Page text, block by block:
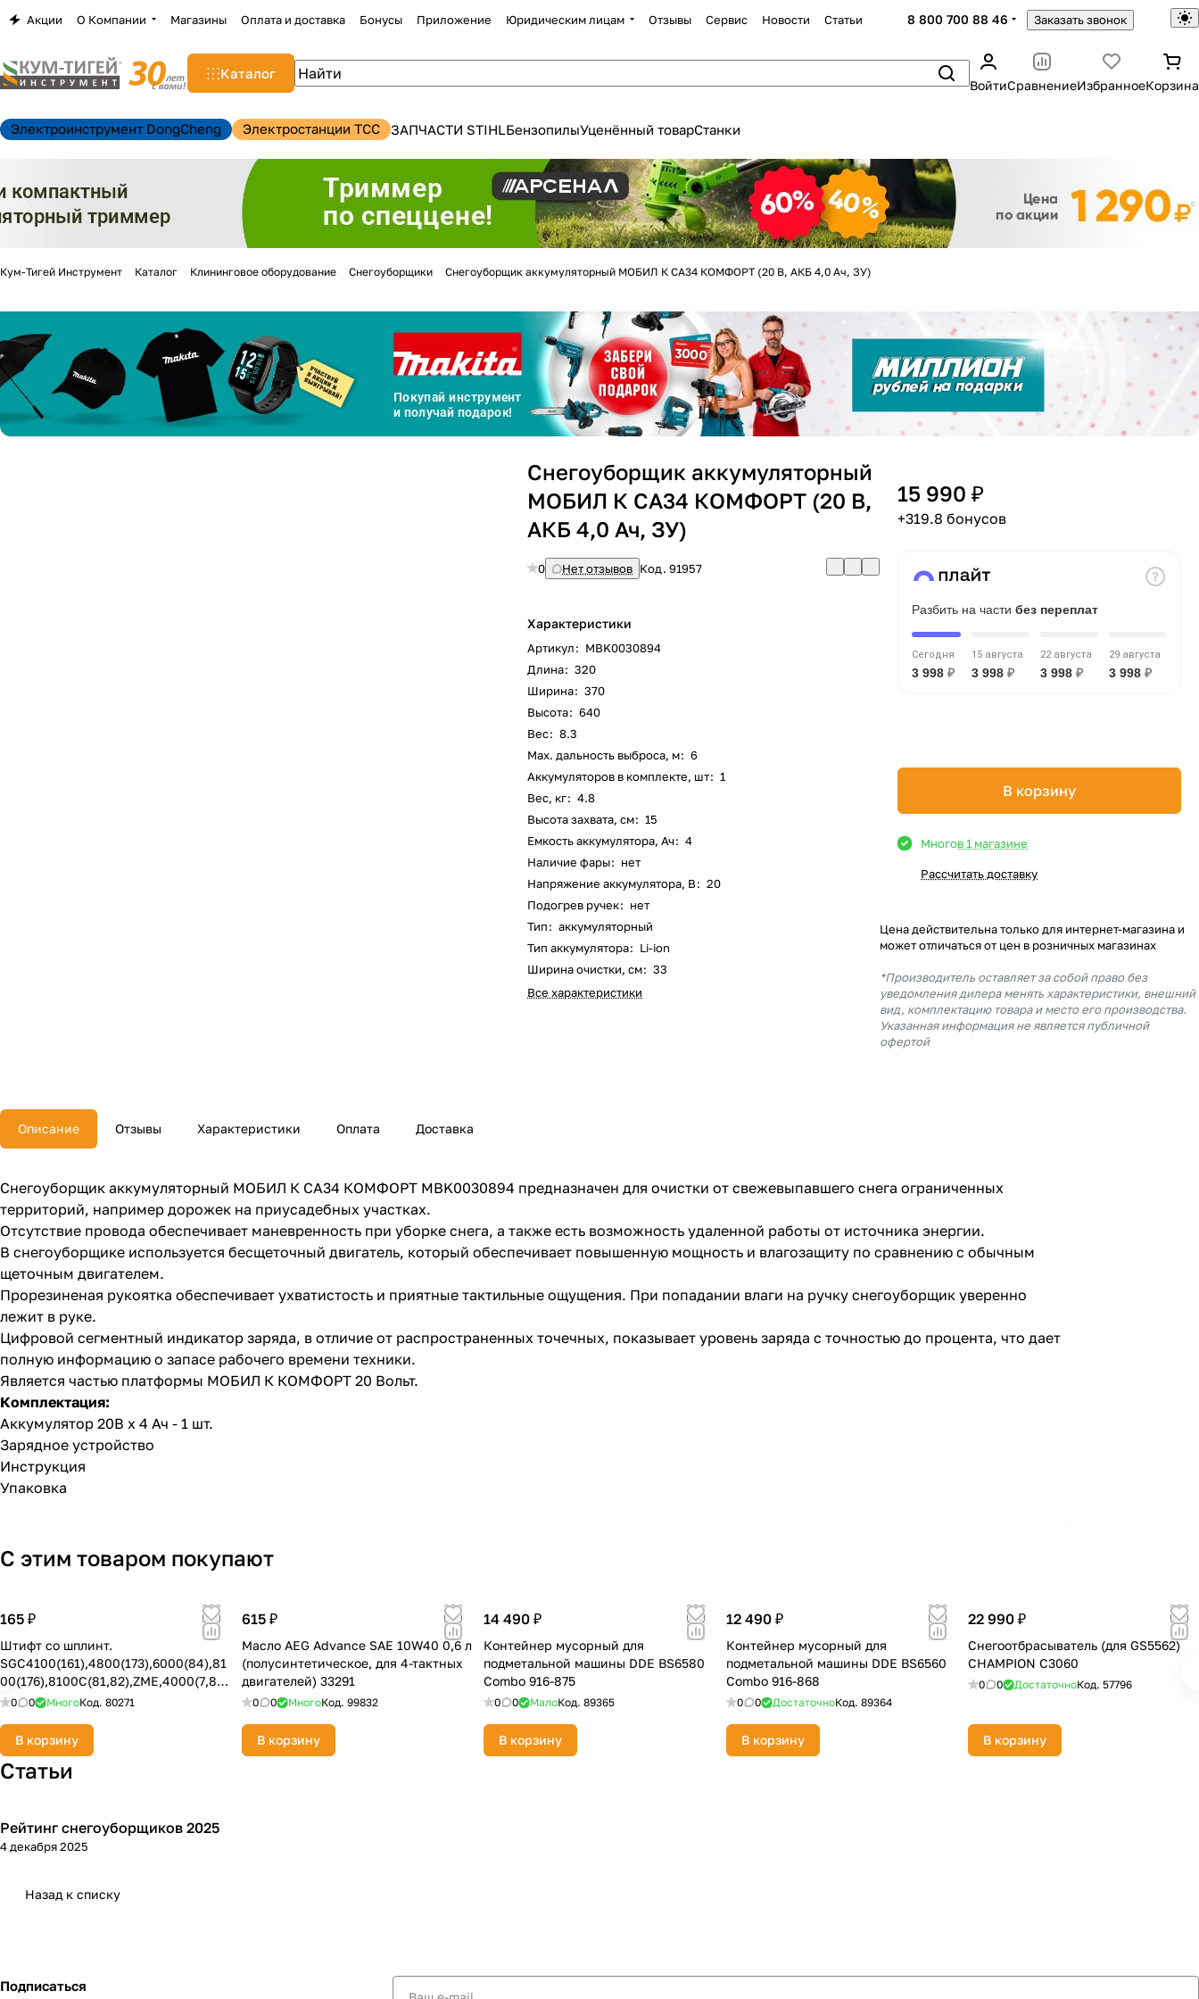
Акции О Компании Магазины Оплата и доставка Бонусы Приложение Юридическим лицам Отзывы Сервис Новости Статьи 8 800 700 88 46 Заказать звонок
Каталог
ВойтиСравнениеИзбранноеКорзина
Электроинструмент DongCheng Электростанции TCC ЗАПЧАСТИ STIHLБензопилыУценённый товарСтанки
Кум-Тигей Инструмент Каталог Клининговое оборудование Снегоуборщики Снегоуборщик аккумуляторный МОБИЛ К CA34 КОМФОРТ (20 В, АКБ 4,0 Ач, ЗУ)
Снегоуборщик аккумуляторный
МОБИЛ К CA34 КОМФОРТ (20 В,
АКБ 4,0 Ач, ЗУ)
0 Нет отзывов Код.91957
Характеристики
Артикул: MBK0030894
Длина: 320
Ширина: 370
Высота: 640
Вес: 8.3
Max. дальность выброса, м: 6
Аккумуляторов в комплекте, шт: 1
Вес, кг: 4.8
Высота захвата, см: 15
Емкость аккумулятора, Ач: 4
Наличие фары: нет
Напряжение аккумулятора, В: 20
Подогрев ручек: нет
Тип: аккумуляторный
Тип аккумулятора: Li-ion
Ширина очистки, см: 33
Все характеристики
15 990 ₽
+319.8 бонусов
Разбить на части без переплат
Сегодня
3 998 ₽
15 августа
3 998 ₽
22 августа
3 998 ₽
29 августа
3 998 ₽
В корзину
Многов 1 магазине
Рассчитать доставку
Цена действительна только для интернет-магазина и
может отличаться от цен в розничных магазинах
*Производитель оставляет за собой право без
уведомления дилера менять характеристики, внешний
вид, комплектацию товара и место его производства.
Указанная информация не является публичной
офертой
Описание Отзывы Характеристики Оплата Доставка
Снегоуборщик аккумуляторный МОБИЛ К CA34 КОМФОРТ MBK0030894 предназначен для очистки от свежевыпавшего снега ограниченных
территорий, например дорожек на приусадебных участках.
Отсутствие провода обеспечивает маневренность при уборке снега, а также есть возможность удаленной работы от источника энергии.
В снегоуборщике используется бесщеточный двигатель, который обеспечивает повышенную мощность и влагозащиту по сравнению с обычным
щеточным двигателем.
Прорезиненая рукоятка обеспечивает ухватистость и приятные тактильные ощущения. При попадании влаги на ручку снегоуборщик уверенно
лежит в руке.
Цифровой сегментный индикатор заряда, в отличие от распространенных точечных, показывает уровень заряда с точностью до процента, что дает
полную информацию о запасе рабочего времени техники.
Является частью платформы МОБИЛ К КОМФОРТ 20 Вольт.
Комплектация:
Аккумулятор 20В х 4 Ач - 1 шт.
Зарядное устройство
Инструкция
Упаковка
С этим товаром покупают
165 ₽
Штифт со шплинт.
SGC4100(161),4800(173),6000(84),81
00(176),8100С(81,82),ZME,4000(7,8),
4100,4800ZMD
0 0 МногоКод. 80271
В корзину
615 ₽
Масло AEG Advance SAE 10W40 0,6 л
(полусинтетическое, для 4-тактных
двигателей) 33291
0 0 МногоКод.99832
В корзину
14 490 ₽
Контейнер мусорный для
подметальной машины DDE BS6580
Combo 916-875
0 0 МалоКод.89365
В корзину
12 490 ₽
Контейнер мусорный для
подметальной машины DDE BS6560
Combo 916-868
0 0 ДостаточноКод. 89364
В корзину
22 990 ₽
Снегоотбрасыватель (для GS5562)
CHAMPION C3060
0 0 ДостаточноКод. 57796
В корзину
Статьи
Зимняя
Рейтинг снегоуборщиков 2025
4 декабря 2025
Назад к списку
Подписаться
Закрыть
Разбейтеоплату
на частибез переплат
График платежей
Оплачивайте сегодня только
% картой любого банка
Получайте товарвыбранный способом
Оставшиеся75% будутсписываться
с вашей картыпо25%каждые 2 недели
об оплате Плайтом
раз в 2 недели